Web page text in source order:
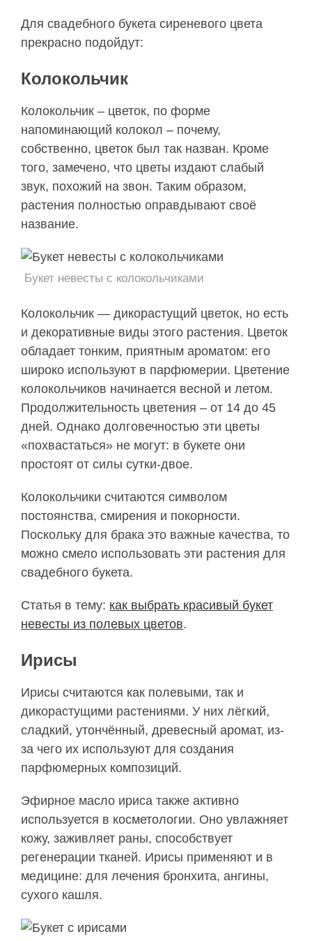
Для свадебного букета сиреневого цвета
прекрасно подойдут:
Колокольчик
Колокольчик – цветок, по форме
напоминающий колокол – почему,
собственно, цветок был так назван. Кроме
того, замечено, что цветы издают слабый
звук, похожий на звон. Таким образом,
растения полностью оправдывают своё
название.
Букет невесты с колокольчиками
Колокольчик — дикорастущий цветок, но есть
и декоративные виды этого растения. Цветок
обладает тонким, приятным ароматом: его
широко используют в парфюмерии. Цветение
колокольчиков начинается весной и летом.
Продолжительность цветения – от 14 до 45
дней. Однако долговечностью эти цветы
«похвастаться» не могут: в букете они
простоят от силы сутки-двое.
Колокольчики считаются символом
постоянства, смирения и покорности.
Поскольку для брака это важные качества, то
можно смело использовать эти растения для
свадебного букета.
Статья в тему: как выбрать красивый букет
невесты из полевых цветов.
Ирисы
Ирисы считаются как полевыми, так и
дикорастущими растениями. У них лёгкий,
сладкий, утончённый, древесный аромат, из-
за чего их используют для создания
парфюмерных композиций.
Эфирное масло ириса также активно
используется в косметологии. Оно увлажняет
кожу, заживляет раны, способствует
регенерации тканей. Ирисы применяют и в
медицине: для лечения бронхита, ангины,
сухого кашля.